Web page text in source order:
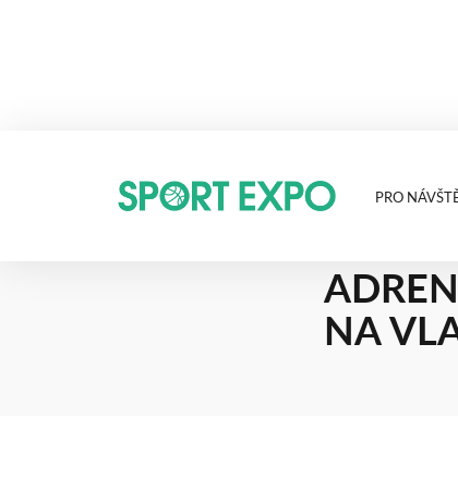
PRO
4.3.2026
NA